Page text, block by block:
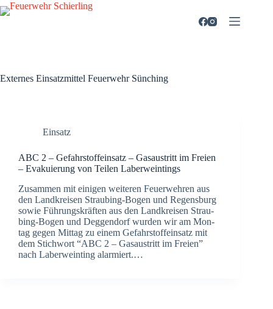
Zum
Inhalt
Externes Einsatzmittel Feuerwehr Sünching
Einsatz
ABC 2 – Gefahr­stoff­ein­satz – Gas­aus­tritt im Frei­en
– Eva­ku­ie­rung von Tei­len Laber­wein­tings
Zusam­men mit eini­gen wei­te­ren Feu­er­weh­ren aus
den Land­krei­sen Strau­­bing-Bogen und Regens­burg
sowie Füh­rungs­kräf­ten aus den Land­krei­sen Strau­­
bing-Bogen und Deg­gen­dorf wur­den wir am Mon­
tag gegen Mit­tag zu einem Gefahr­stoff­ein­satz mit
dem Stich­wort “ABC 2 – Gas­aus­tritt im Frei­en”
nach Laber­wein­ting alar­miert.…